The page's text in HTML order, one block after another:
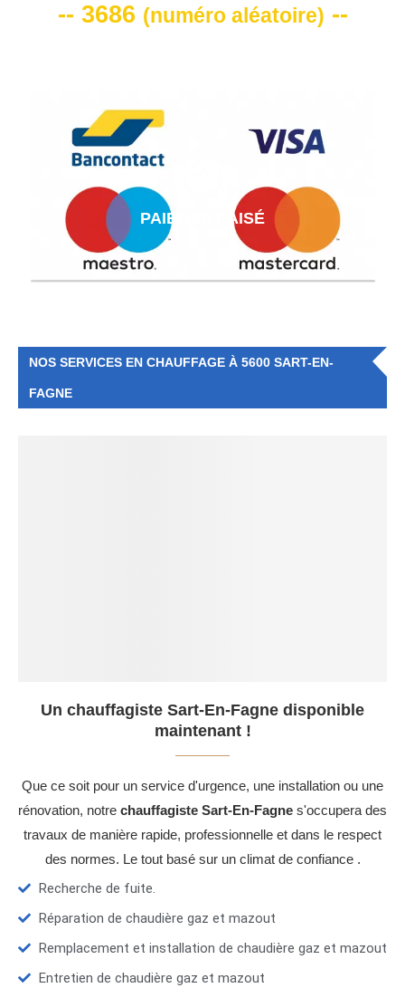
-- 3686 (numéro aléatoire) --
PAIEMENT AISÉ
NOS SERVICES EN CHAUFFAGE À 5600 SART-EN-
FAGNE
Un chauffagiste Sart-En-Fagne disponible
maintenant !
Que ce soit pour un service d'urgence, une installation ou une
rénovation, notre chauffagiste Sart-En-Fagne s'occupera des
travaux de manière rapide, professionnelle et dans le respect
des normes. Le tout basé sur un climat de confiance .
Recherche de fuite.
Réparation de chaudière gaz et mazout
Remplacement et installation de chaudière gaz et mazout
Entretien de chaudière gaz et mazout